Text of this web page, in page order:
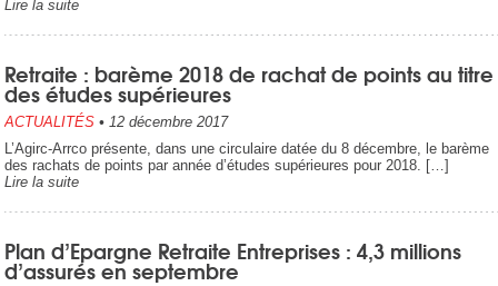
Lire la suite
Retraite : barème 2018 de rachat de points au titre
des études supérieures
ACTUALITÉS • 12 décembre 2017
L’Agirc-Arrco présente, dans une circulaire datée du 8 décembre, le barème
des rachats de points par année d’études supérieures pour 2018. […]
Lire la suite
Plan d’Epargne Retraite Entreprises : 4,3 millions
d’assurés en septembre